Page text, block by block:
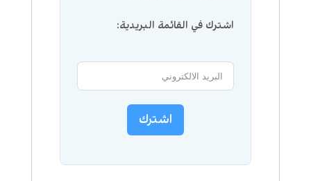
اشترك في القائمة البريدية:
اشترك